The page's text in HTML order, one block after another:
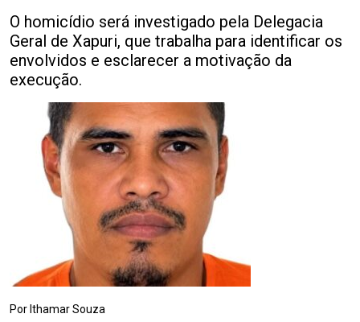
O homicídio será investigado pela Delegacia
Geral de Xapuri, que trabalha para identificar os
envolvidos e esclarecer a motivação da
execução.
Por Ithamar Souza